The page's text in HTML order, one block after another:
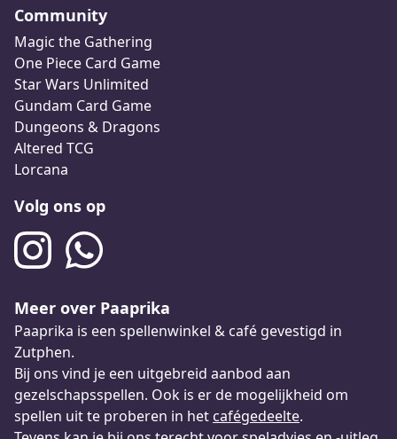
Community
Magic the Gathering
One Piece Card Game
Star Wars Unlimited
Gundam Card Game
Dungeons & Dragons
Altered TCG
Lorcana
Volg ons op
Meer over Paaprika
Paaprika is een spellenwinkel & café gevestigd in
Zutphen.
Bij ons vind je een uitgebreid aanbod aan
gezelschapsspellen. Ook is er de mogelijkheid om
spellen uit te proberen in het cafégedeelte.